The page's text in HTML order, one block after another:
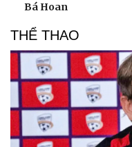
Bá Hoan
THỂ THAO